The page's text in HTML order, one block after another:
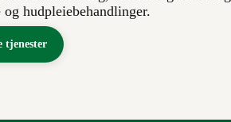
hudpleiebehandlinger.
tjenester